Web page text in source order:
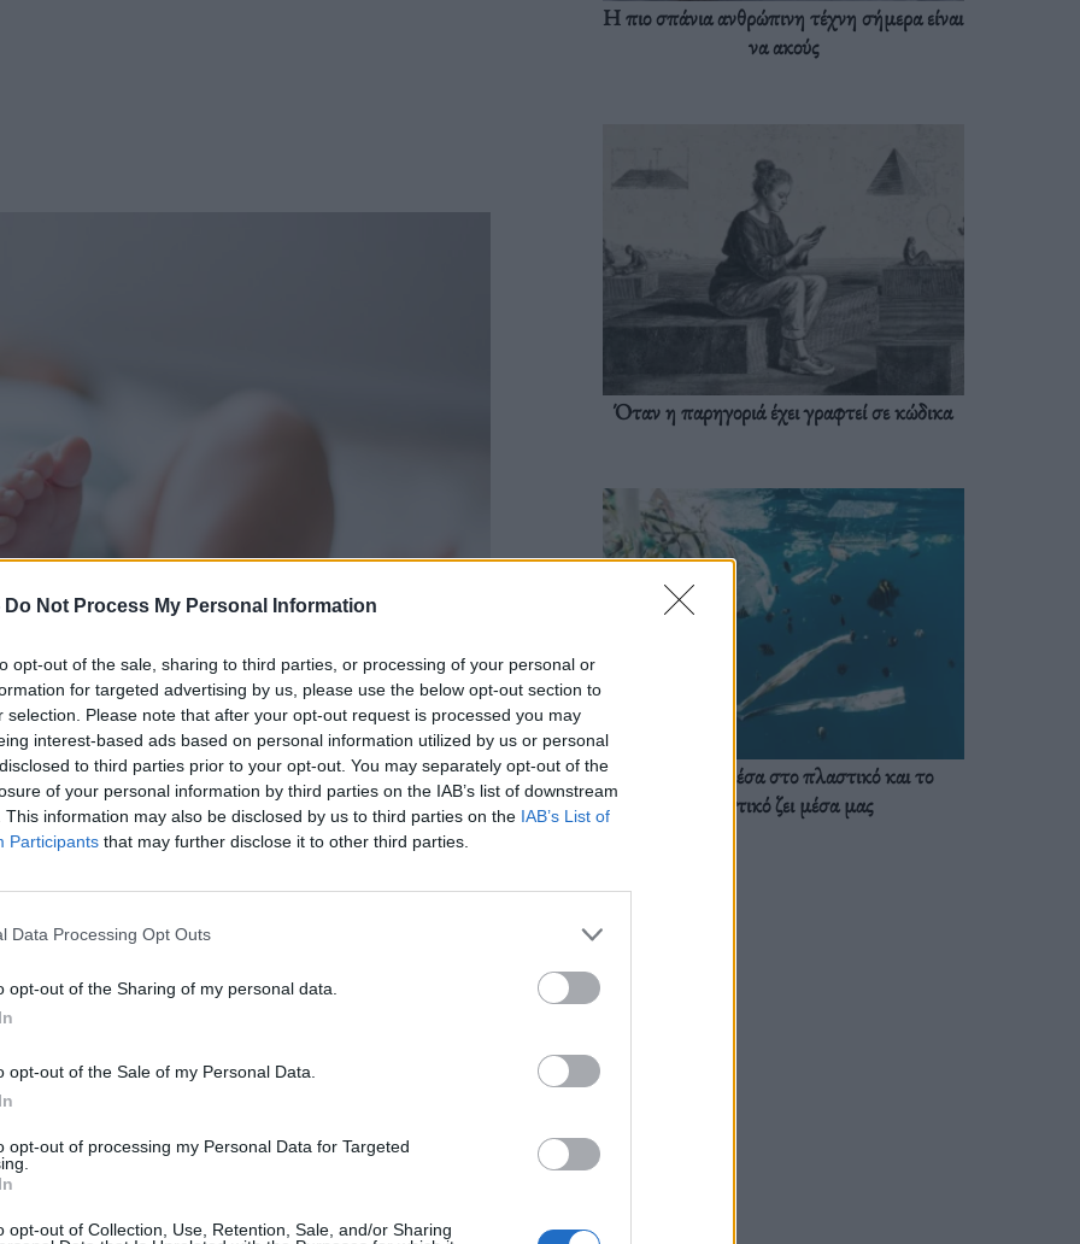
Do Not Process My Personal Information
opt-out of the sale, sharing to third parties, or processing of your personal or
for targeted advertising by us, please use the below opt-out section to
selection. Please note that after your opt-out request is processed you may
interest-based ads based on personal information utilized by us or personal
to third parties prior to your opt-out. You may separately opt-out of the
of your personal information by third parties on the IAB’s list of downstream
This information may also be disclosed by us to third parties on the IAB’s List of
Participants that may further disclose it to other third parties.
Data Processing Opt Outs
opt-out of the Sharing of my personal data.
opt-out of the Sale of my Personal Data.
opt-out of processing my Personal Data for Targeted
opt-out of Collection, Use, Retention, Sale, and/or Sharing
στο πρόβλημα της ακρίβειας»,
Η πιο σπάνια ανθρώπινη τέχνη σήμερα είναι
να ακούς
Όταν η παρηγοριά έχει γραφτεί σε κώδικα
Ζούμε ήδη μέσα στο πλαστικό και το
πλαστικό ζει μέσα μας